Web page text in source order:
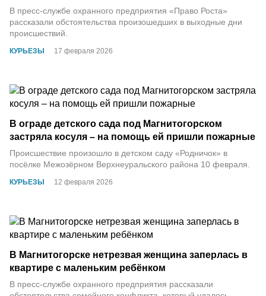
КУРЬЕЗЫ 17 февраля 2026
В пресс-службе охранного предприятия «Право Роста»
рассказали обстоятельства произошедших в выходные дни
происшествий.
КУРЬЕЗЫ 12 февраля 2026
В ограде детского сада под Магнитогорском
застряла косуля – на помощь ей пришли пожарные
Происшествие произошло в детском саду «Родничок» в
посёлке Межозёрном Верхнеуральского района 10 февраля.
В Магнитогорске нетрезвая женщина заперлась в
квартире с маленьким ребёнком
В пресс-службе охранного предприятия рассказали